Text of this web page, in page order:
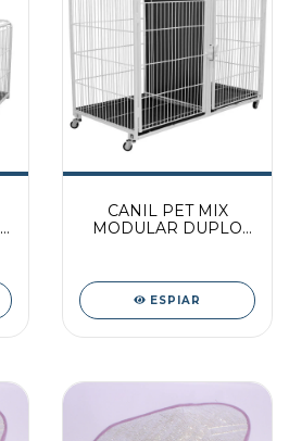
CANIL PET MIX
MODULAR DUPLO
ESPIAR